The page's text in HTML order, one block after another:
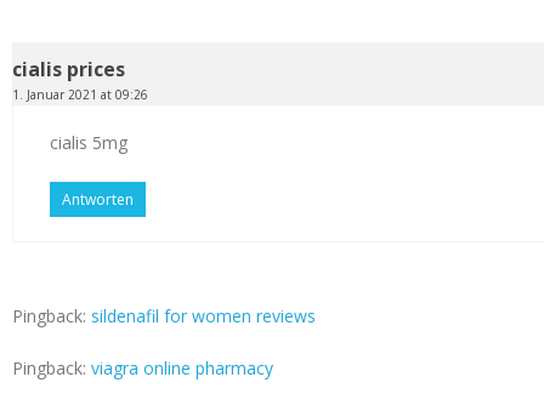
cialis prices
1. Januar 2021 at 09:26
cialis 5mg
Antworten
Pingback: sildenafil for women reviews
Pingback: viagra online pharmacy